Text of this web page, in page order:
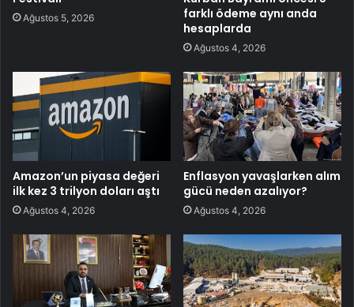
Ağustos 5, 2026
farklı ödeme aynı anda
hesaplarda
Ağustos 4, 2026
Amazon’un piyasa değeri
ilk kez 3 trilyon doları aştı
Ağustos 4, 2026
Enflasyon yavaşlarken alım
gücü neden azalıyor?
Ağustos 4, 2026